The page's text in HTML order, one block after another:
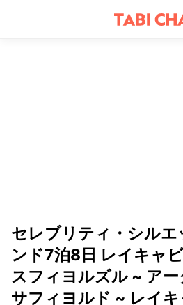
セレブリティ・シルエ
ンド7泊8日 レイキャ
スフィヨルズル ~ ア
サフィヨルド ~ レイ